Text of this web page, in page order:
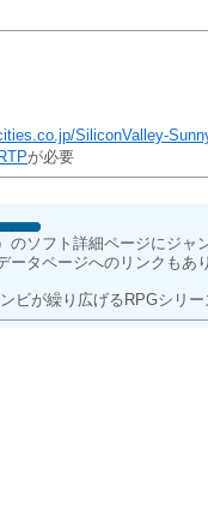
SiliconValley-
が必要
のソフト詳細ページにジ
ータページへのリンクもあ
ビが繰り広げるRPGシリ